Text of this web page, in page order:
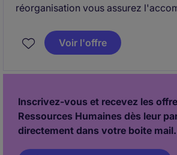
réorganisation vous assurez
internes et le cabinet
suivis administratifs et budgétaires,
Voir l'offre
Inscrivez-vous et recevez les
Ressources Humaines dès leur
directement dans votre boite mail.